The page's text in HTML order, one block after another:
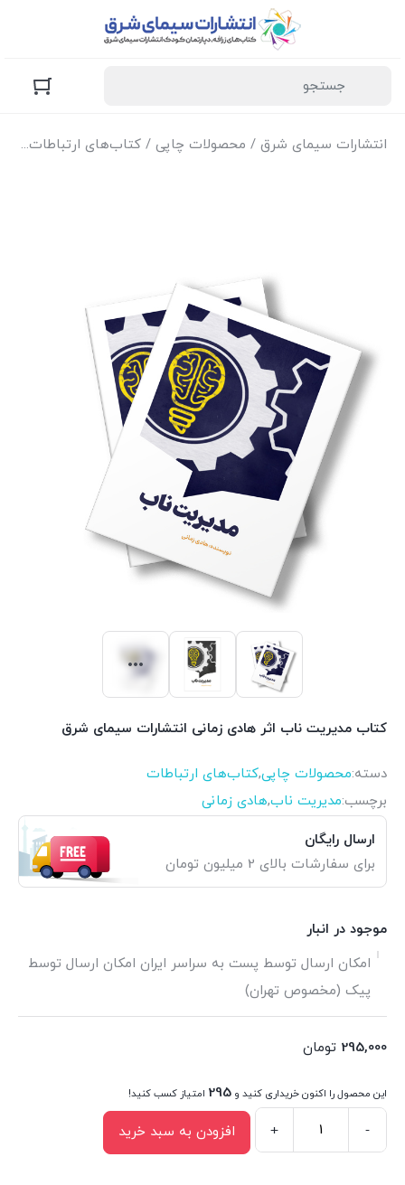
انتشارات سیمای شرق / محصولات چاپی / کتاب‌های ارتباطات/
کتاب مدیریت ناب اثر هادی زمانی انتشارات سیمای شرق
دسته:محصولات چاپی,کتاب‌های ارتباطات
برچسب:مدیریت ناب,هادی زمانی
ارسال رایگان
برای سفارشات بالای 2 میلیون تومان
موجود در انبار
امکان ارسال توسط پست به سراسر ایران امکان ارسال توسط
پیک (مخصوص تهران)
295,000 تومان
این محصول را اکنون خریداری کنید و 295 امتیاز کسب کنید!
-
+ افزودن به سبد خرید